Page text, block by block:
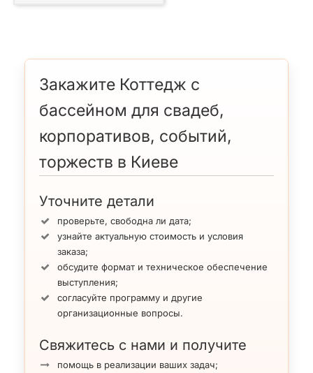
Закажите Коттедж с
бассейном для свадеб,
корпоративов, событий,
торжеств в Киеве
Уточните детали
проверьте, свободна ли дата;
узнайте актуальную стоимость и условия
заказа;
обсудите формат и техническое обеспечение
выступления;
согласуйте программу и другие
организационные вопросы.
Свяжитесь с нами и получите
помощь в реализации ваших задач;